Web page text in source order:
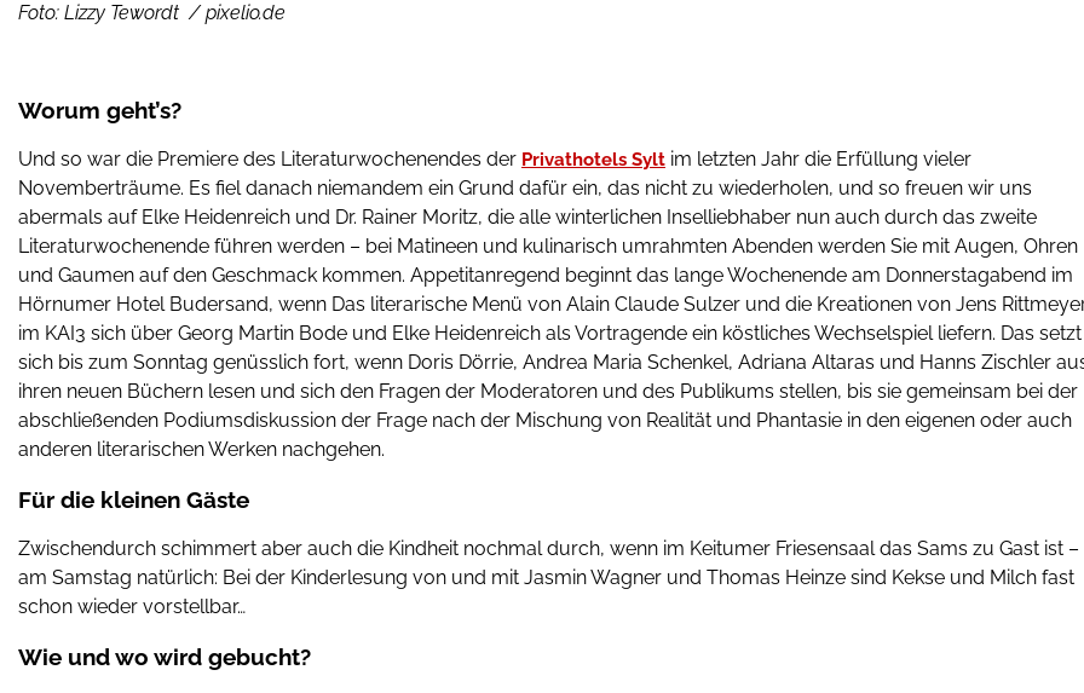
Foto: Lizzy Tewordt / pixelio.de
Worum geht’s?
Und so war die Premiere des Literaturwochenendes der Privathotels Sylt im letzten Jahr die Erfüllung vieler
Novemberträume. Es fiel danach niemandem ein Grund dafür ein, das nicht zu wiederholen, und so freuen wir uns
abermals auf Elke Heidenreich und Dr. Rainer Moritz, die alle winterlichen Inselliebhaber nun auch durch das zweite
Literaturwochenende führen werden – bei Matineen und kulinarisch umrahmten Abenden werden Sie mit Augen, Ohren
und Gaumen auf den Geschmack kommen. Appetitanregend beginnt das lange Wochenende am Donnerstagabend im
Hörnumer Hotel Budersand, wenn Das literarische Menü von Alain Claude Sulzer und die Kreationen von Jens
im KAI3 sich über Georg Martin Bode und Elke Heidenreich als Vortragende ein köstliches Wechselspiel liefern. Das setzt
sich bis zum Sonntag genüsslich fort, wenn Doris Dörrie, Andrea Maria Schenkel, Adriana Altaras und Hanns Zischler
ihren neuen Büchern lesen und sich den Fragen der Moderatoren und des Publikums stellen, bis sie gemeinsam bei der
abschließenden Podiumsdiskussion der Frage nach der Mischung von Realität und Phantasie in den eigenen oder auch
anderen literarischen Werken nachgehen.
Für die kleinen Gäste
Zwischendurch schimmert aber auch die Kindheit nochmal durch, wenn im Keitumer Friesensaal das Sams zu Gast ist –
am Samstag natürlich: Bei der Kinderlesung von und mit Jasmin Wagner und Thomas Heinze sind Kekse und Milch fast
schon wieder vorstellbar…
Wie und wo wird gebucht?